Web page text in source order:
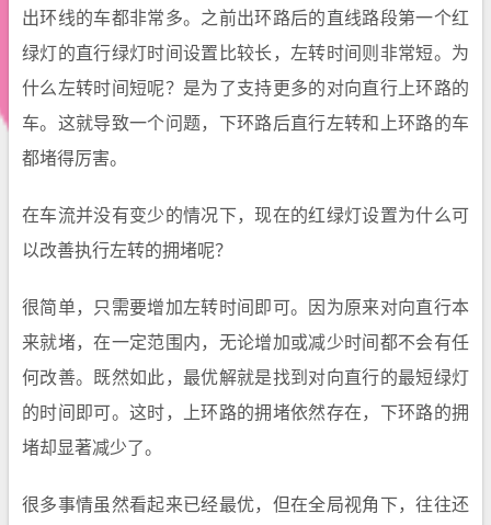
出环线的车都非常多。之前出环路后的直线路段第一个红
绿灯的直行绿灯时间设置比较长，左转时间则非常短。为
什么左转时间短呢？是为了支持更多的对向直行上环路的
车。这就导致一个问题，下环路后直行左转和上环路的车
都堵得厉害。
在车流并没有变少的情况下，现在的红绿灯设置为什么可
以改善执行左转的拥堵呢？
很简单，只需要增加左转时间即可。因为原来对向直行本
来就堵，在一定范围内，无论增加或减少时间都不会有任
何改善。既然如此，最优解就是找到对向直行的最短绿灯
的时间即可。这时，上环路的拥堵依然存在，下环路的拥
堵却显著减少了。
很多事情虽然看起来已经最优，但在全局视角下，往往还